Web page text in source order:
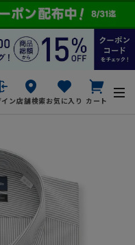
イン店舗検索お気に入り カート